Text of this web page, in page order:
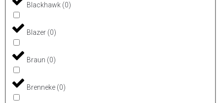
Blackhawk (0)
Blazer (0)
Braun (0)
Brenneke (0)